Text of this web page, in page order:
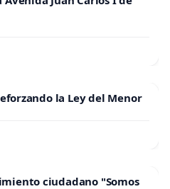
la Ley del Menor
ciudadano "Somos